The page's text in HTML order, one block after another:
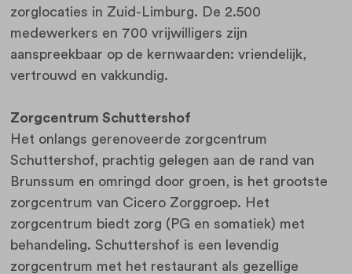
zorglocaties in Zuid-Limburg. De 2.500
medewerkers en 700 vrijwilligers zijn
aanspreekbaar op de kernwaarden: vriendelijk,
vertrouwd en vakkundig.
Zorgcentrum Schuttershof
Het onlangs gerenoveerde zorgcentrum
Schuttershof, prachtig gelegen aan de rand van
Brunssum en omringd door groen, is het grootste
zorgcentrum van Cicero Zorggroep. Het
zorgcentrum biedt zorg (PG en somatiek) met
behandeling. Schuttershof is een levendig
zorgcentrum met het restaurant als gezellige